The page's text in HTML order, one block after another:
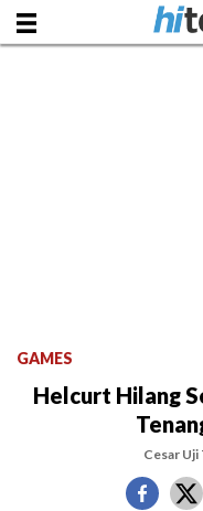
GAMES
Helcurt Hilang
Cesar Uji